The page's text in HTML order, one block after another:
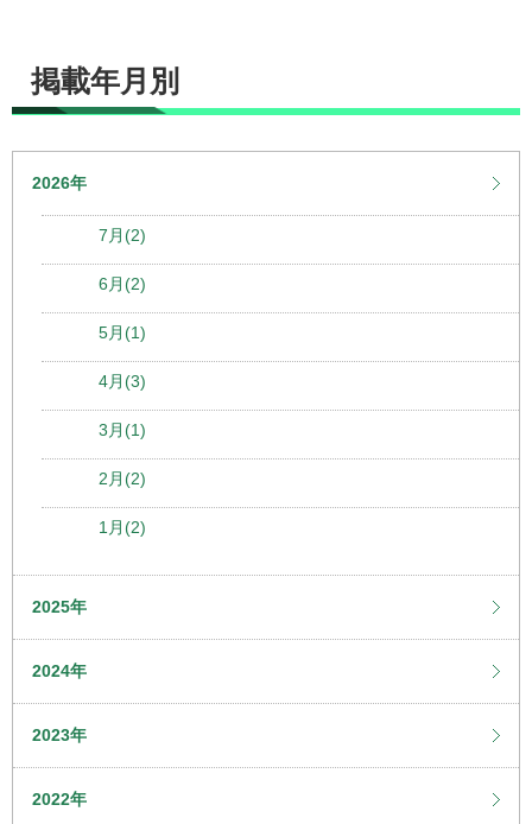
掲載年月別
2026年
7月(2)
6月(2)
5月(1)
4月(3)
3月(1)
2月(2)
1月(2)
2025年
2024年
2023年
2022年